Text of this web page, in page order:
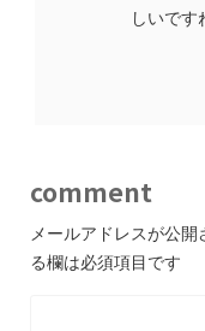
しいです
comment
メールアドレスが公開
る欄は必須項目です